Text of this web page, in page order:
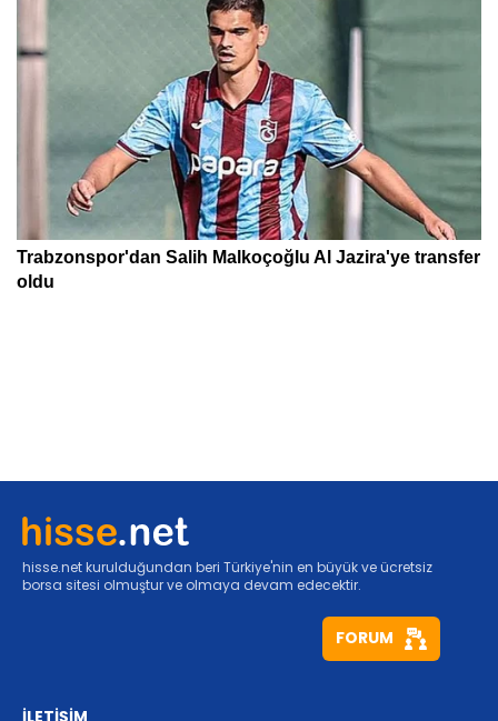
hisse.net kurulduğundan beri Türkiye'nin en büyük ve ücretsiz
borsa sitesi olmuştur ve olmaya devam edecektir.
FORUM
İLETİŞİM